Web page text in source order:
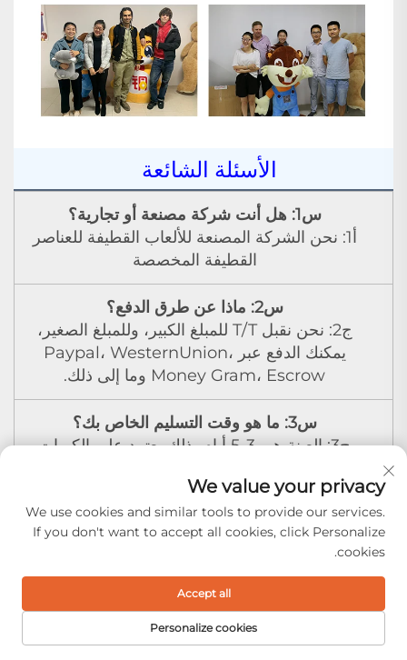
الأسئلة الشائعة
س1: هل أنت شركة مصنعة أو تجارية؟
أ1: نحن الشركة المصنعة للألعاب القطيفة للعناصر
القطيفة المخصصة
س2: ماذا عن طرق الدفع؟
ج2: نحن نقبل T/T للمبلغ الكبير، وللمبلغ الصغير،
يمكنك الدفع عبر Paypal، WesternUnion،
Money Gram، Escrow وما إلى ذلك.
س3: ما هو وقت التسليم الخاص بك؟
ج3: العينة هي 3-5 أيام، ذلك يعتمد على الكميات
بعد تأكيد الدفع.
س4: هل يمكنني طباعة شعارنا / الباركود / رمز QR
We value your privacy
We use cookies and similar tools to provide our services.
If you don't want to accept all cookies, click Personalize
cookies.
Personalize cookies
Accept all